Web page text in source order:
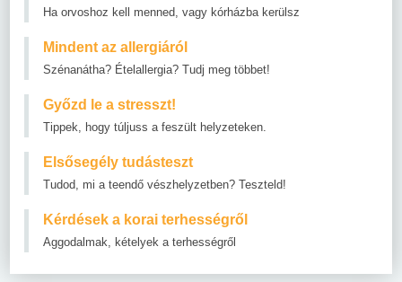
Ha orvoshoz kell menned, vagy kórházba kerülsz
Mindent az allergiáról
Szénanátha? Ételallergia? Tudj meg többet!
Győzd le a stresszt!
Tippek, hogy túljuss a feszült helyzeteken.
Elsősegély tudásteszt
Tudod, mi a teendő vészhelyzetben? Teszteld!
Kérdések a korai terhességről
Aggodalmak, kételyek a terhességről